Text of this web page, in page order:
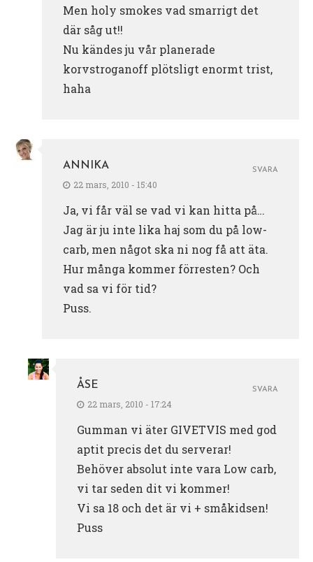
Men holy smokes vad smarrigt det
där såg ut!!
Nu kändes ju vår planerade
korvstroganoff plötsligt enormt trist,
haha
ANNIKA
22 mars, 2010 - 15:40
Ja, vi får väl se vad vi kan hitta på…
Jag är ju inte lika haj som du på low-
carb, men något ska ni nog få att äta.
Hur många kommer förresten? Och
vad sa vi för tid?
Puss.
SVARA
ÅSE
22 mars, 2010 - 17:24
Gumman vi äter GIVETVIS med god
aptit precis det du serverar!
Behöver absolut inte vara Low carb,
vi tar seden dit vi kommer!
Vi sa 18 och det är vi + småkidsen!
Puss
SVARA